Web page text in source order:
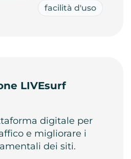
facilità d'uso
LIVEsurf
digitale per
e migliorare i
dei siti.